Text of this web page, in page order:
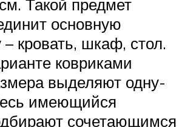
Такой предмет
основную
кровать, шкаф, стол.
ковриками
выделяют одну-
имеющийся
сочетающимся